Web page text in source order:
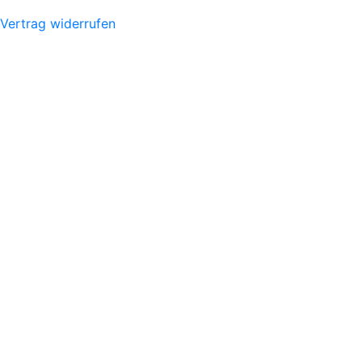
Vertrag widerrufen